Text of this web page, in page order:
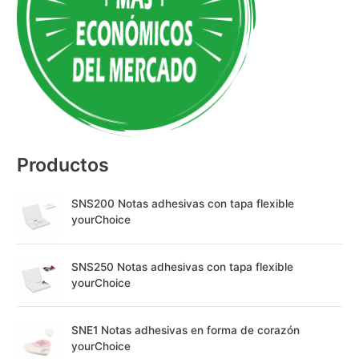
n
a
Productos
SNS200 Notas adhesivas con tapa flexible
yourChoice
SNS250 Notas adhesivas con tapa flexible
yourChoice
SNE1 Notas adhesivas en forma de corazón
yourChoice